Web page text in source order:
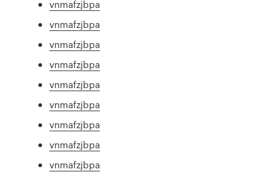
vnmafzjbpa
vnmafzjbpa
vnmafzjbpa
vnmafzjbpa
vnmafzjbpa
vnmafzjbpa
vnmafzjbpa
vnmafzjbpa
vnmafzjbpa